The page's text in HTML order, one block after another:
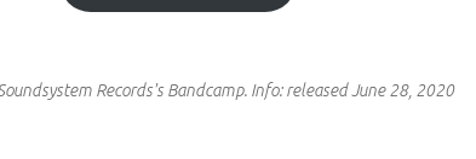
Records's Bandcamp. Info:released June 28, 2020